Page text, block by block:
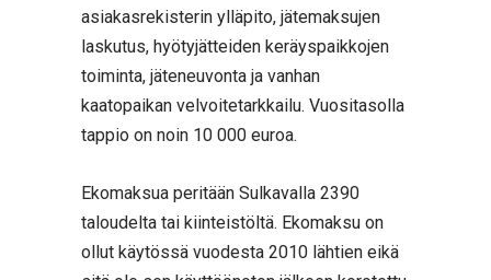
asiakasrekisterin ylläpito, jätemaksujen
laskutus, hyötyjätteiden keräyspaikkojen
toiminta, jäteneuvonta ja vanhan
kaatopaikan velvoitetarkkailu. Vuositasolla
tappio on noin 10 000 euroa.
Ekomaksua peritään Sulkavalla 2390
taloudelta tai kiinteistöltä. Ekomaksu on
ollut käytössä vuodesta 2010 lähtien eikä